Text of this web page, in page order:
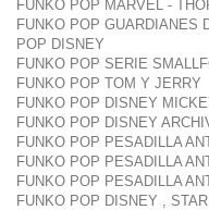
FUNKO POP MARVEL -
FUNKO POP GUARDIANES
POP DISNEY
FUNKO POP SERIE
FUNKO POP TOM Y JERRY
FUNKO POP DISNEY
FUNKO POP DISNEY
FUNKO POP PESADILLA
FUNKO POP PESADILLA
FUNKO POP PESADILLA
FUNKO POP DISNEY ,